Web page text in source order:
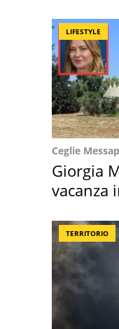
LIFESTYLE
Ceglie
Giorgia
vacanza
TERRITORIO